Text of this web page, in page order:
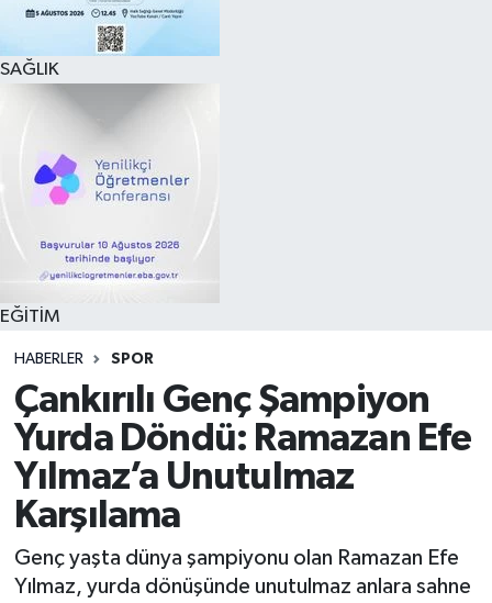
SAĞLIK
EĞİTİM
HABERLER SPOR
Çankırılı Genç Şampiyon
Yurda Döndü: Ramazan Efe
Yılmaz’a Unutulmaz
Karşılama
Genç yaşta dünya şampiyonu olan Ramazan Efe
Yılmaz, yurda dönüşünde unutulmaz anlara sahne